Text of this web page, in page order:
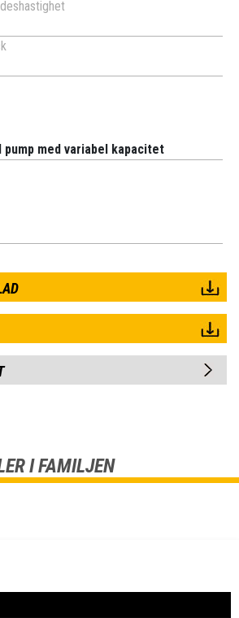
pump med variabel kapacitet
I FAMILJEN